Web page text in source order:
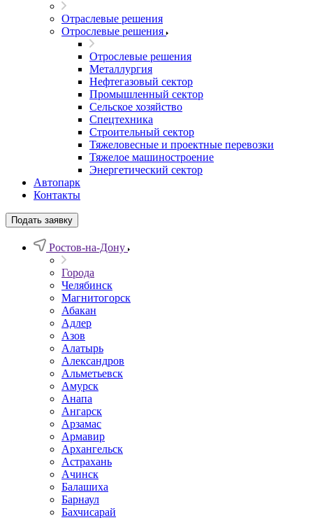
Отраслевые решения
Отрослевые решения
Отрослевые решения
Металлургия
Нефтегазовый сектор
Промышленный сектор
Сельское хозяйство
Спецтехника
Строительный сектор
Тяжеловесные и проектные перевозки
Тяжелое машиностроение
Энергетический сектор
Автопарк
Контакты
Подать заявку
Ростов-на-Дону
Города
Челябинск
Магнитогорск
Абакан
Адлер
Азов
Алатырь
Александров
Альметьевск
Амурск
Анапа
Ангарск
Арзамас
Армавир
Архангельск
Астрахань
Ачинск
Балашиха
Барнаул
Бахчисарай